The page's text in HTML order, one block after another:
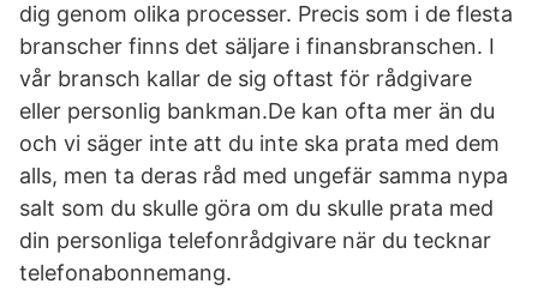
dig genom olika processer. Precis som i de flesta
branscher finns det säljare i finansbranschen. I
vår bransch kallar de sig oftast för rådgivare
eller personlig bankman.De kan ofta mer än du
och vi säger inte att du inte ska prata med dem
alls, men ta deras råd med ungefär samma nypa
salt som du skulle göra om du skulle prata med
din personliga telefonrådgivare när du tecknar
telefonabonnemang.